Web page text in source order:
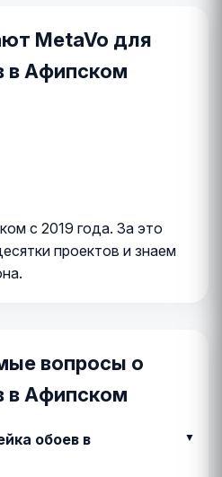
MetaVo для
в Афипском
с 2019 года. За это
проектов и знаем
вопросы о
в Афипском
обоев в